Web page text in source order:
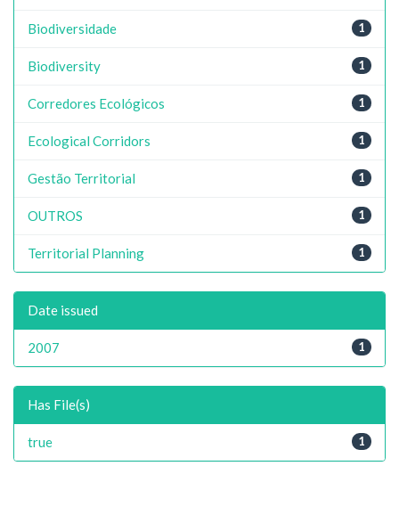
1
Biodiversidade
1
Biodiversity
1
Corredores Ecológicos
1
Ecological Corridors
1
Gestão Territorial
1
OUTROS
1
Territorial Planning
Date issued
1
2007
Has File(s)
1
true